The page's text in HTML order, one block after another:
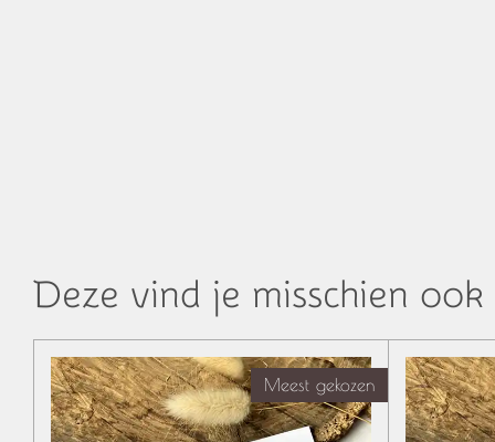
Deze vind je misschien ook
Meest gekozen